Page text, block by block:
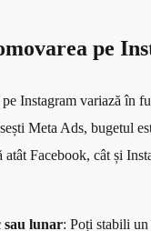
pe
Instagram variază în
Meta Ads, bugetul
atât Facebook, cât și
sau lunar: Poți stabili